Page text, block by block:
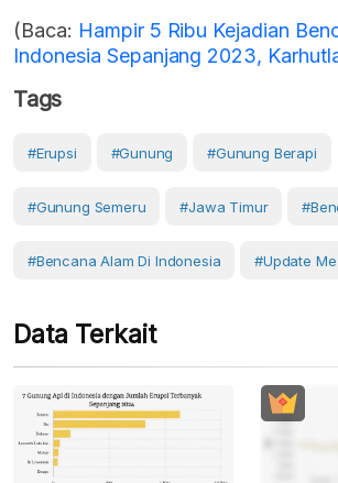
(Baca: Hampir 5 Ribu Kejadian
Indonesia Sepanjang 2023,
Tags
#erupsi #Gunung #gunung Berapi
#Gunung Semeru #Jawa Timur
#Bencana Alam Di Indonesia #Update Me
Data Terkait